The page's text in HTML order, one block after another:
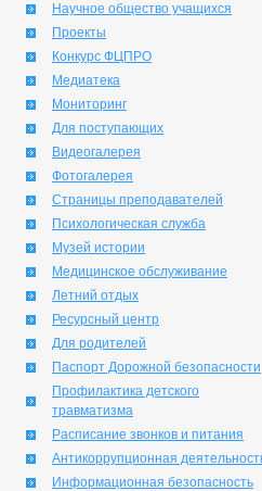
Научное общество учащихся
Проекты
Конкурс ФЦПРО
Медиатека
Мониторинг
Для поступающих
Видеогалерея
Фотогалерея
Страницы преподавателей
Психологическая служба
Музей истории
Медицинское обслуживание
Летний отдых
Ресурсный центр
Для родителей
Паспорт Дорожной безопасности
Профилактика детского
травматизма
Расписание звонков и питания
Антикоррупционная
Информационная безопасность